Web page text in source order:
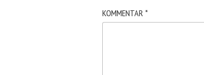
KOMMENTAR *